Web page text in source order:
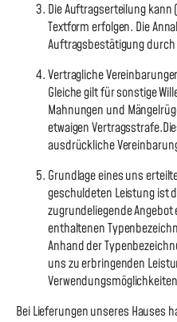
Die Auftragserteilung
Textform erfolgen. Die
Auftragsbestätigung
Vertragliche
Gleiche gilt für sonstige
Mahnungen und
etwaigen
ausdrückliche
Grundlage eines uns
geschuldeten Leistung ist
zugrundeliegende
enthaltenen
Anhand der
uns zu erbringenden
Bei Lieferungen unseres Hauses